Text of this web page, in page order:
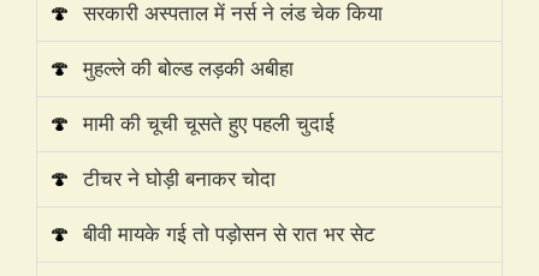
🍄 सरकारी अस्पताल में नर्स ने लंड चेक किया
🍄 मुहल्ले की बोल्ड लड़की अबीहा
🍄 मामी की चूची चूसते हुए पहली चुदाई
🍄 टीचर ने घोड़ी बनाकर चोदा
🍄 बीवी मायके गई तो पड़ोसन से रात भर सेट